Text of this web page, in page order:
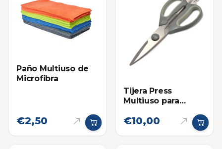
Paño Multiuso de
Microfibra
€2,50
Tijera Press
Multiuso para
€10,00